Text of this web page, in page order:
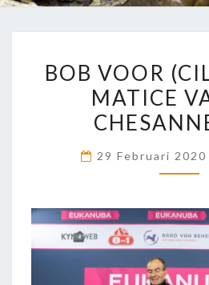
VAN
BOB VOOR
MATICE
29 Februari 2020